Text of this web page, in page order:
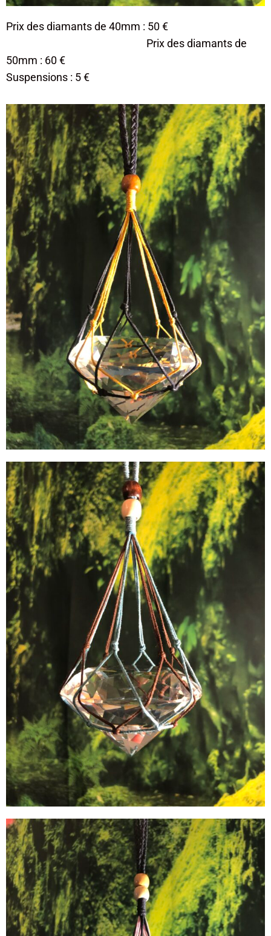
Prix des diamants de 40mm : 50 €
Prix des diamants de
50mm : 60 €
​Suspensions : 5 €